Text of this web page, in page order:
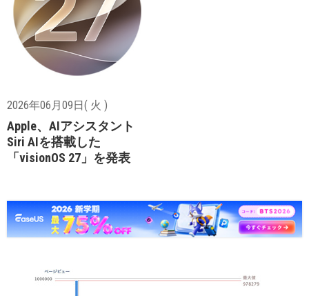
2026年06月09日( 火 )
Apple、AIアシスタント
Siri AIを搭載した
「visionOS 27」を発表